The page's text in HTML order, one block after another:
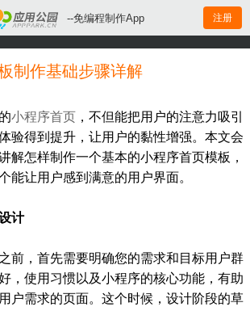
--免编程制作App 注册
制作基础步骤详解
小程序首页 ，不但能把用户的注意力吸引
验得到提升，让用户的黏性增强。本文会
解怎样制作一个基本的小程序首页模板，
能让用户感到满意的用户界面。
计
前，首先需要明确您的需求和目标用户群
，使用习惯以及小程序的核心功能，有助
户需求的页面。这个时候，设计阶段的草